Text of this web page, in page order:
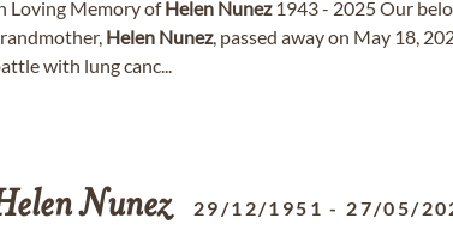
Loving Memory ofHelen Nunez1943 - 2025 Our
Helen Nunez, passed away on May 18,
with lung canc...
Nunez 29/12/1951 - 27/05/